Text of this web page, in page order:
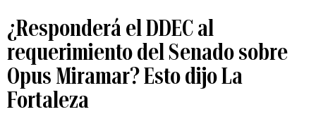
¿Responderá el DDEC al
requerimiento del Senado sobre
Opus Miramar? Esto dijo La
Fortaleza